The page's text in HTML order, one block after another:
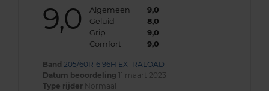
9,0 Algemeen
9,0
Geluid
8,0
Grip
9,0
Comfort
9,0
Band 205/60R16 96H EXTRALOAD
Datum beoordeling 11 maart 2023
Type rijder Normaal